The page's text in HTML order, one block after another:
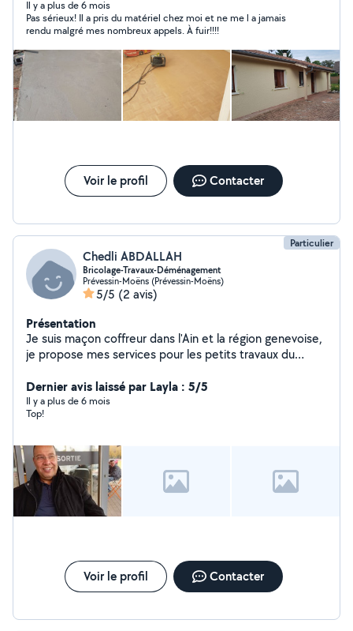
Il y a plus de 6 mois
Pas sérieux! Il a pris du matériel chez moi et ne me l a jamais
rendu malgré mes nombreux appels. À fuir!!!!
Voir le profil Contacter
Particulier
Chedli ABDALLAH
Bricolage-Travaux-Déménagement
Prévessin-Moëns (Prévessin-Moëns)
5/5 (2 avis)
Présentation
Je suis maçon coffreur dans l'Ain et la région genevoise,
je propose mes services pour les petits travaux du
maçonnerie, jardinage) ainsi que pour les
déménagements. N'hésitez pas à me contacter !
Dernier avis laissé par Layla : 5/5
Il y a plus de 6 mois
Top!
Voir le profil Contacter